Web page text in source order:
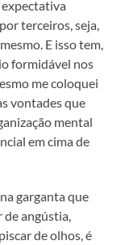
expectativa
terceiros, seja,
E isso tem,
formidável nos
me coloquei
vontades que
mental
em cima de
garganta que
de angústia,
de olhos, é